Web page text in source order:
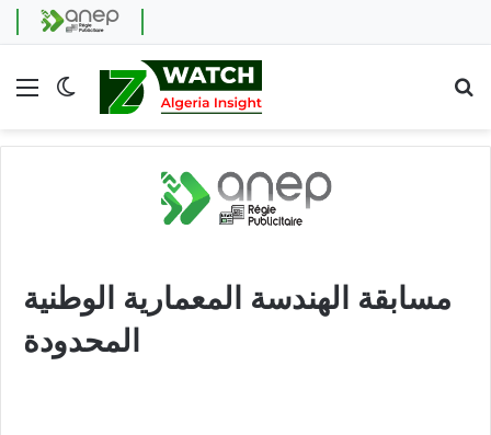
Menu Switch skin
مسابقة الهندسة المعمارية الوطنية
المحدودة